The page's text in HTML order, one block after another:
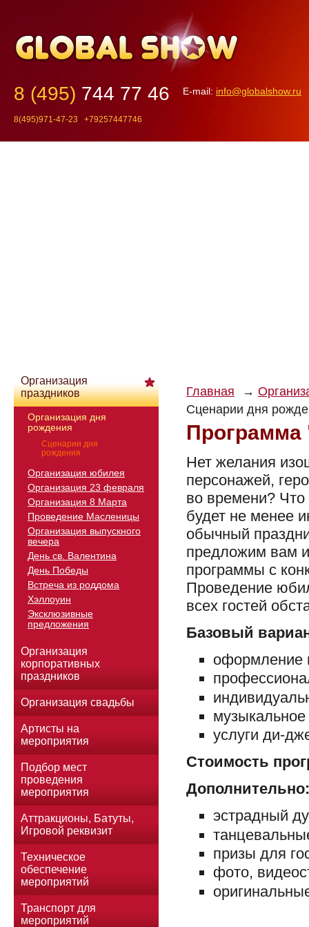
8 (495) 744 77 46
8(495)971-47-23 +79257447746
E-mail: info@globalshow.ru
Главная
Сценарии дня
Программа
Нет желания
персонажей,
во времени?
будет не менее
обычный
предложим вам
программы с
Проведение
всех гостей
Базовый
оформление
услуги ди-
Стоимость
Дополнительно:
эстрадный
призы для
фото,
Организация
праздников
Организация дня
рождения
Сценарии дня
рождения
Организация юбилея
Организация 23 февраля
Организация 8 Марта
Проведение Масленицы
Организация выпускного
вечера
День св. Валентина
День Победы
Встреча из роддома
Хэллоуин
Эксклюзивные
предложения
Организация
корпоративных
праздников
Организация свадьбы
Артисты на
мероприятия
Подбор мест
проведения
мероприятия
Аттракционы, Батуты,
Игровой реквизит
Техническое
обеспечение
мероприятий
Транспорт для
мероприятий